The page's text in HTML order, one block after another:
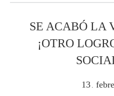
SE ACABÓ LA
¡OTRO
13 .